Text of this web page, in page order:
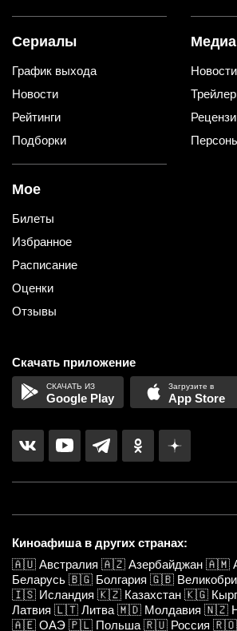
Сериалы
График выхода
Новости
Рейтинги
Подборки
Медиа
Новости
Мое
Билеты
Избранное
Расписание
Оценки
Отзывы
Скачать приложение
Google Play App Store
Киноафиша в других странах:
🇦🇺 Австралия 🇦🇿 Азербайджан 🇦🇲
Беларусь 🇧🇬 Болгария 🇬🇧
🇮🇸 Исландия 🇰🇿 Казахстан 🇰🇬
Латвия 🇱🇹 Литва 🇲🇩 Молдавия 🇳🇿
🇦🇪 ОАЭ 🇵🇱 Польша 🇷🇺 Россия 🇷🇴